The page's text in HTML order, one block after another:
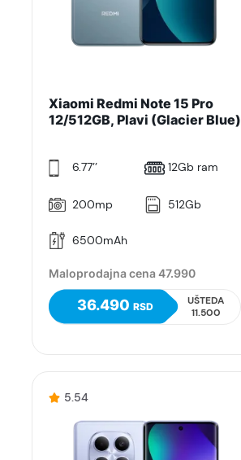
Xiaomi Redmi Note 15 Pro
12/512GB, Plavi (Glacier Blue)
6.77’’ 12Gb ram
200mp 512Gb
6500mAh
Maloprodajna cena 47.990
36.490 RSD
UŠTEDA
11.500
5.54